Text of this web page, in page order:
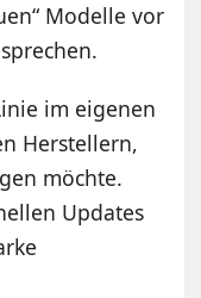
Modelle vor
im eigenen
Herstellern,
möchte.
Updates